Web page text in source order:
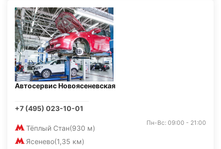
Автосервис Новоясеневская
+7 (495) 023-10-01
Тёплый Стан(930 м)
Ясенево(1,35 км)
Пн-Вс: 09:00 - 21:00